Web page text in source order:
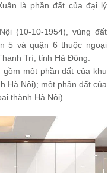
là phần đất của đại lý
(10-10-1954), vùng đất
5 và quận 6 thuộc ngoại
Trì, tỉnh Hà Đông.
một phần đất của khu
Hà Nội); một phần đất của
thành Hà Nội).